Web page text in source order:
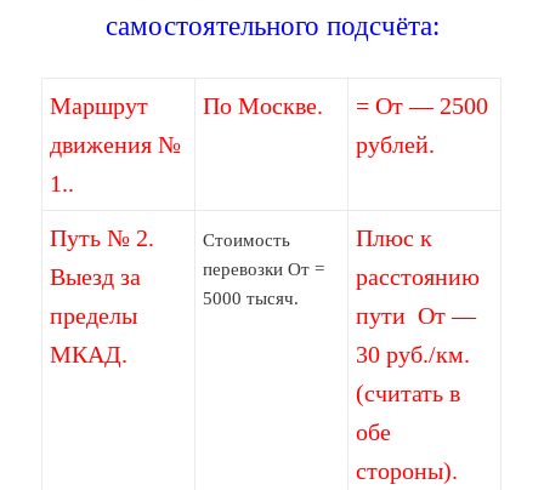
самостоятельного подсчёта:
Маршрут
движения №
1..
По Москве.
= От — 2500
рублей.
Путь № 2.
Выезд за
пределы
МКАД.
Стоимость
перевозки От =
5000 тысяч.
Плюс к
расстоянию
пути От —
30 руб./км.
(считать в
обе
стороны).